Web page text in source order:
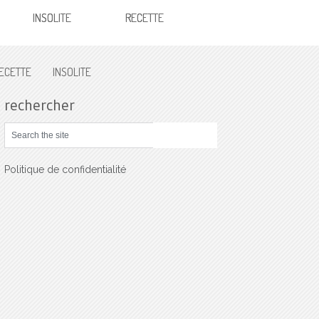
INSOLITE RECETTE
INSOLITE
rechercher
Politique de confidentialité